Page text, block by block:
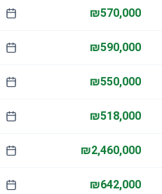
₪570,000
₪590,000
₪550,000
₪518,000
₪2,460,000
₪642,000